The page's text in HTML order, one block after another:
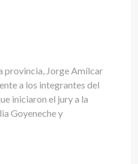
provincia, Jorge Amílcar
a los integrantes del
iniciaron el jury a la
Goyeneche y